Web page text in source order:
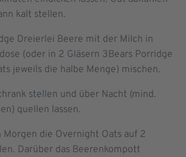
kalt stellen.
Dreierlei Beere mit der Milch in
(oder in 2 Gläsern 3Bears Porridge
jeweils die halbe Menge) mischen.
stellen und über Nacht (mind.
quellen lassen.
Morgen die Overnight Oats auf 2
Darüber das Beerenkompott